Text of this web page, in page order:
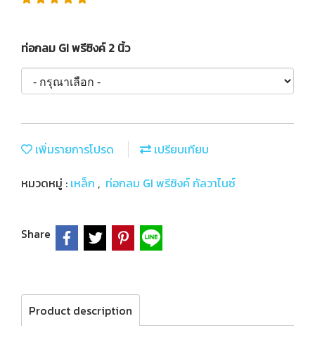
ท่อกลม GI พรีซิงค์ 2 นิ้ว
เพิ่มรายการโปรด
เปรียบเทียบ
หมวดหมู่ : เหล็ก , ท่อกลม GI พรีซิงค์ กัลวาไนซ์
Share
Product description